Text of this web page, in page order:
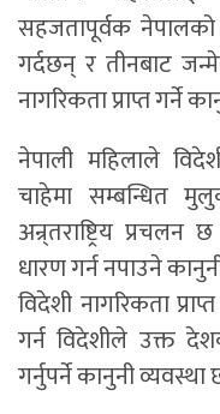
सहजतापूर्वक नेपालको
गर्दछन् र तीनबाट
नागरिकता प्राप्त गर्ने
नेपाली महिलाले
चाहेमा सम्बन्धित
अन्र्तराष्ट्रिय
धारण गर्न नपाउने
विदेशी नागरिकता
गर्न विदेशीले उक्त
गर्नुपर्ने कानुनी व्यवस्था